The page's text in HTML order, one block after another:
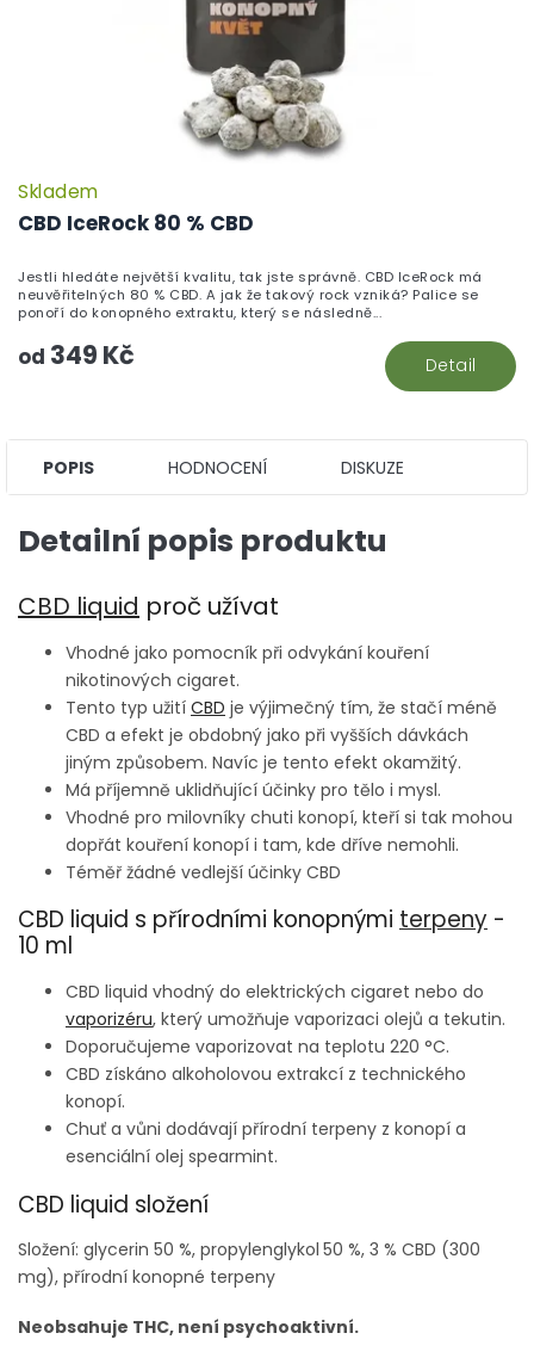
CBD IceRock 80 % CBD
Skladem
od 349 Kč Detail
Jestli hledáte největší kvalitu, tak jste správně. CBD IceRock má
neuvěřitelných 80 % CBD. A jak že takový rock vzniká? Palice se
ponoří do konopného extraktu, který se následně...
POPIS HODNOCENÍ DISKUZE
Detailní popis produktu
CBD liquid proč užívat
Vhodné jako pomocník při odvykání kouření
nikotinových cigaret.
Tento typ užití CBD je výjimečný tím, že stačí méně
CBD a efekt je obdobný jako při vyšších dávkách
jiným způsobem. Navíc je tento efekt okamžitý.
Má příjemně uklidňující účinky pro tělo i mysl.
Vhodné pro milovníky chuti konopí, kteří si tak mohou
dopřát kouření konopí i tam, kde dříve nemohli.
Téměř žádné vedlejší účinky CBD
CBD liquid s přírodními konopnými terpeny -
10 ml
CBD liquid vhodný do elektrických cigaret nebo do
vaporizéru, který umožňuje vaporizaci olejů a tekutin.
Doporučujeme vaporizovat na teplotu 220 °C.
CBD získáno alkoholovou extrakcí z technického
konopí.
Chuť a vůni dodávají přírodní terpeny z konopí a
esenciální olej spearmint.
CBD liquid složení
Složení: glycerin 50 %, propylenglykol 50 %, 3 % CBD (300
mg), přírodní konopné terpeny
Neobsahuje THC, není psychoaktivní.